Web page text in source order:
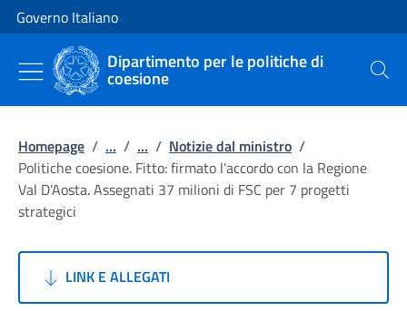
Vai al contenuto
Vai alla navigazione del sito
Governo Italiano
Dipartimento per le politiche di
coesione Cerca
Homepage / ... / ... / Notizie dal ministro /
Politiche coesione. Fitto: firmato l’accordo con la Regione
Val D’Aosta. Assegnati 37 milioni di FSC per 7 progetti
strategici
LINK E ALLEGATI